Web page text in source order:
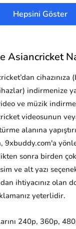
Hepsini Göster
Asiancricket
indirmenize
ve müzik
videosunun
alanına
9xbuddy.com'a
sonra birden
ve alt yazı
ihtiyacınız olan
yeterlidir.
240p, 360p,